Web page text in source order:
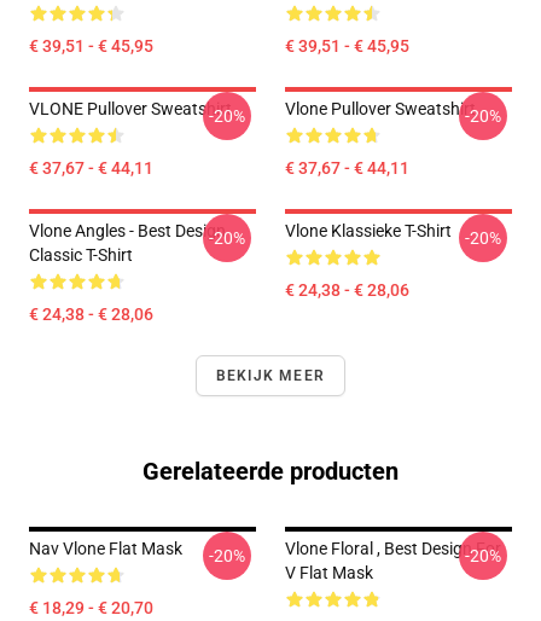
€ 39,51 - € 45,95 € 39,51 - € 45,95
VLONE Pullover Sweatshirt
€ 37,67 - € 44,11
-20% Vlone Pullover Sweatshirt
€ 37,67 - € 44,11
-20%
Vlone Angles - Best Design
Classic T-Shirt
€ 24,38 - € 28,06
-20% Vlone Klassieke T-Shirt
€ 24,38 - € 28,06
-20%
BEKIJK MEER
Gerelateerde producten
Nav Vlone Flat Mask
€ 18,29 - € 20,70
-20%
Vlone Floral , Best Design For
V Flat Mask
-20%